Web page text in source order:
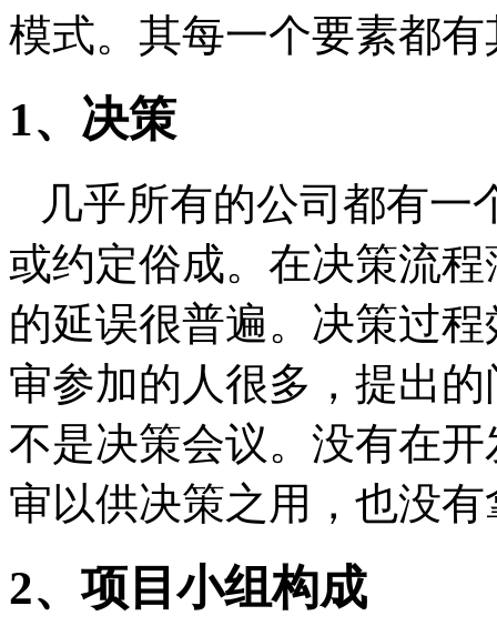
模式。其每一个要素都
1、决策
几乎所有的公司都有一
或约定俗成。在决策流
的延误很普遍。决策过
审参加的人很多，提出
不是决策会议。没有在
审以供决策之用，也没
2、项目小组构成